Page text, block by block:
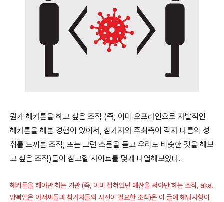
뭔가 해커톤을 하고 싶은 조직 (즉, 이미 오프라인으로 자발적인
해커톤을 해본 경험이 있어서, 참가자와 주최측이 각자 나름의 성
취를 느껴본 조직, 또는 그런 소문을 듣고 우리도 비슷한 것을 해보
고 싶은 조직)들이 참고할 사이트를 몇개 나열해보았다.
해커톤을 해야만 하는 기관 (즉, 이미 잡혀있던 예산을 써야만 하는 조직, aka.
양복입은 아저씨들과 참가자들의 사진이 필요한 조직)은 이 글에 해당사항이